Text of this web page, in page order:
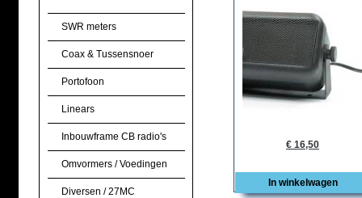
SWR meters
Coax & Tussensnoer
Portofoon
Linears
Inbouwframe CB radio's
Omvormers / Voedingen
Diversen / 27MC
€ 16,50
In winkelwagen